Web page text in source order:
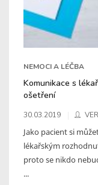
NEMOCI A LÉČBA
Komunikace s
ošetření
30.03.2019
Jako pacient si
lékařským
proto se nikdo
...